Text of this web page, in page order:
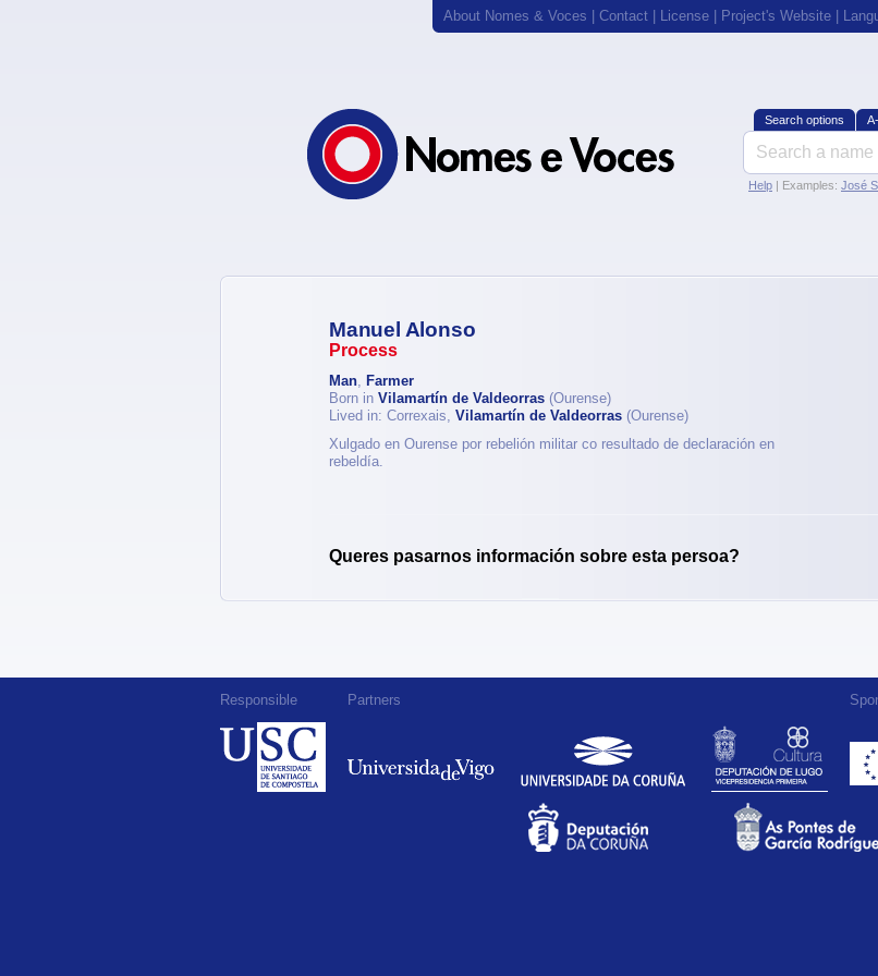
About Nomes & Voces Contact License Project's Website |
Search options
Help | Examples: José
Manuel Alonso
Process
Man, Farmer
Born in Vilamartín de Valdeorras (Ourense)
Lived in: Correxais, Vilamartín de Valdeorras (Ourense)
Xulgado en Ourense por rebelión militar co resultado de declaración en
rebeldía.
Queres pasarnos información sobre esta persoa?
Responsible Partners